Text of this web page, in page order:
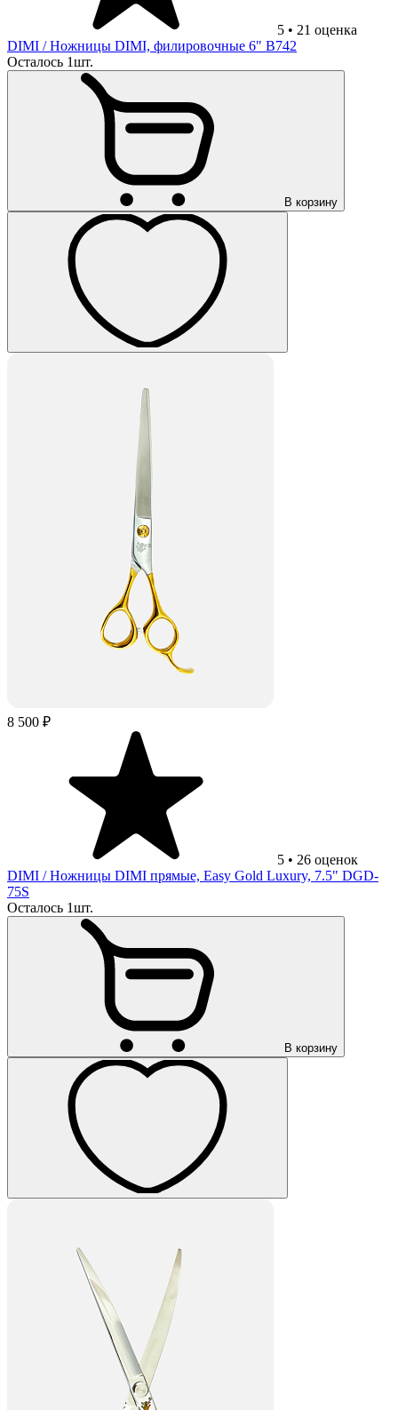
5 • 21 оценка
DIMI / Ножницы DIMI, филировочные 6" B742
Осталось 1шт.
В корзину
8 500 ₽
5 • 26 оценок
DIMI / Ножницы DIMI прямые, Easy Gold Luxury, 7.5" DGD-
75S
Осталось 1шт.
В корзину